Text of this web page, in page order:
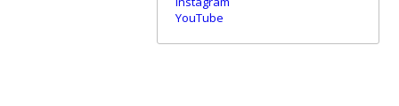
YouTube